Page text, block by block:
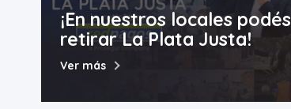
¡En nuestros locales podés
retirar La Plata Justa!
Ver más